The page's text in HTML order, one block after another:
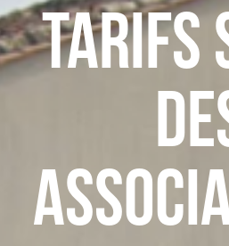
Tarifs